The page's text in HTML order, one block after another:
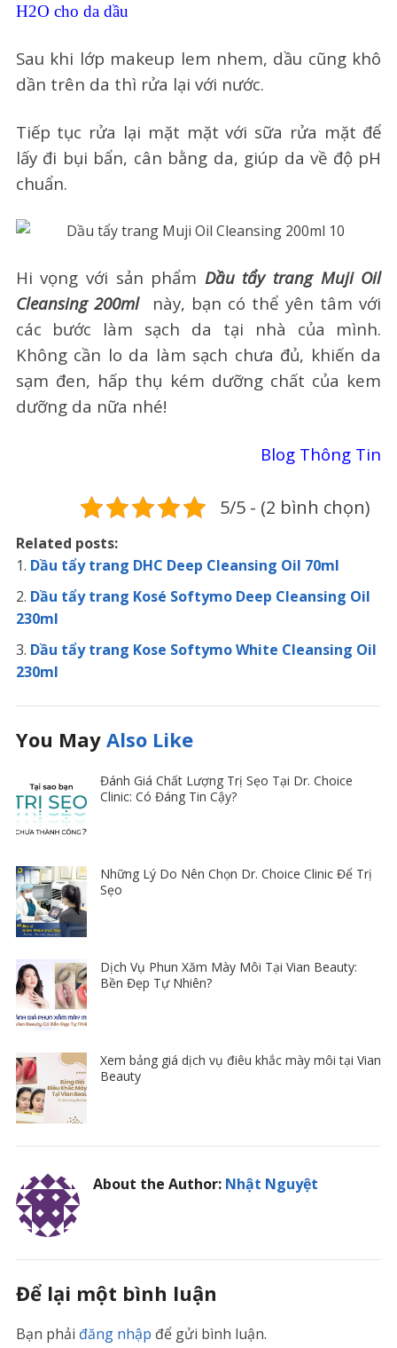
H2O cho da dầu
Sau khi lớp makeup lem nhem, dầu cũng khô
dần trên da thì rửa lại với nước.
Tiếp tục rửa lại mặt mặt với sữa rửa mặt để
lấy đi bụi bẩn, cân bằng da, giúp da về độ pH
chuẩn.
Hi vọng với sản phẩm Dầu tẩy trang Muji Oil
Cleansing 200mlnày, bạn có thể yên tâm với
các bước làm sạch da tại nhà của mình.
Không cần lo da làm sạch chưa đủ, khiến da
sạm đen, hấp thụ kém dưỡng chất của kem
dưỡng da nữa nhé!
Blog Thông Tin
5/5 - (2 bình chọn)
Related posts:
Dầu tẩy trang DHC Deep Cleansing Oil 70ml
Dầu tẩy trang Kosé Softymo Deep Cleansing Oil
230ml
Dầu tẩy trang Kose Softymo White Cleansing Oil
230ml
You May Also Like
Đánh Giá Chất Lượng Trị Sẹo Tại Dr. Choice
Clinic: Có Đáng Tin Cậy?
Những Lý Do Nên Chọn Dr. Choice Clinic Để Trị
Sẹo
Dịch Vụ Phun Xăm Mày Môi Tại Vian Beauty:
Bền Đẹp Tự Nhiên?
Xem bảng giá dịch vụ điêu khắc mày môi tại Vian
Beauty
About the Author: Nhật Nguyệt
Để lại một bình luận
Bạn phải đăng nhập để gửi bình luận.